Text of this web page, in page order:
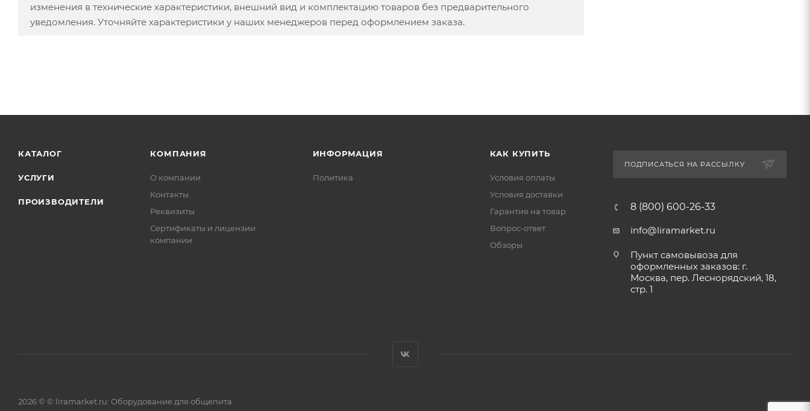
изменения в технические характеристики, внешний вид и комплектацию товаров без предварительного
уведомления. Уточняйте характеристики у наших менеджеров перед оформлением заказа.
КАТАЛОГ
УСЛУГИ
ПРОИЗВОДИТЕЛИ
КОМПАНИЯ
О компании
Контакты
Реквизиты
Сертификаты и лицензии
компании
ИНФОРМАЦИЯ
Политика
КАК КУПИТЬ
Условия оплаты
Условия доставки
Гарантия на товар
Вопрос-ответ
Обзоры
ПОДПИСАТЬСЯ НА РАССЫЛКУ
8 (800) 600-26-33
info@liramarket.ru
Пункт самовывоза для
оформленных заказов: г.
Москва, пер. Леснорядский, 18,
стр. 1
2026 © © liramarket.ru: Оборудование для общепита